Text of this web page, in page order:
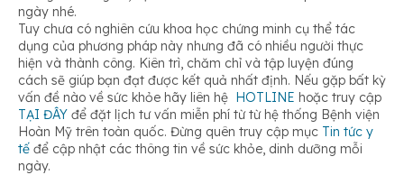
ngày nhé.
Tuy chưa có nghiên cứu khoa học chứng minh cụ thể tác
dụng của phương pháp này nhưng đã có nhiều người thực
hiện và thành công. Kiên trì, chăm chỉ và tập luyện đúng
cách sẽ giúp bạn đạt được kết quả nhất định. Nếu gặp bất kỳ
vấn đề nào về sức khỏe hãy liên hệ HOTLINE hoặc truy cập
TẠI ĐÂY để đặt lịch tư vấn miễn phí từ từ hệ thống Bệnh viện
Hoàn Mỹ trên toàn quốc. Đừng quên truy cập mục Tin tức y
tế để cập nhật các thông tin về sức khỏe, dinh dưỡng mỗi
ngày.